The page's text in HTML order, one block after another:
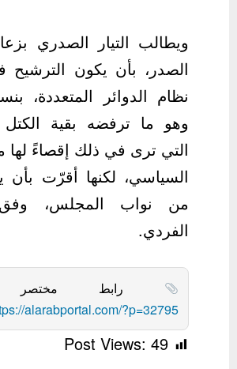
ويطالب التيار الصدري
الصدر، بأن يكون الترشيح
وهو ما ترفضه بقية الكتل
التي ترى في ذلك إقصاءً
من نواب المجلس، وفق
الفردي.
رابط مختصر
alarabportal.com/?p=32795
Post Views: 49